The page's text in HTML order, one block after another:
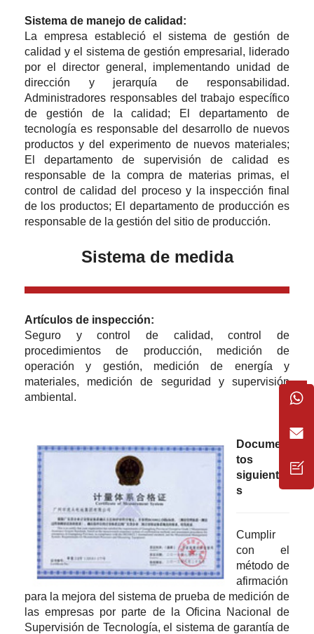
Sistema de manejo de calidad:
La empresa estableció el sistema de gestión de
calidad y el sistema de gestión empresarial, liderado
por el director general, implementando unidad de
dirección y jerarquía de responsabilidad.
Administradores responsables del trabajo específico
de gestión de la calidad; El departamento de
tecnología es responsable del desarrollo de nuevos
productos y del experimento de nuevos materiales;
El departamento de supervisión de calidad es
responsable de la compra de materias primas, el
control de calidad del proceso y la inspección final
de los productos; El departamento de producción es
responsable de la gestión del sitio de producción.
Sistema de medida
Artículos de inspección:
Seguro y control de calidad, control de
procedimientos de producción, medición de
operación y gestión, medición de energía y
materiales, medición de seguridad y supervisión
ambiental.
Documen
tos
siguiente
s
Cumplir
con el
método de
afirmación
para la mejora del sistema de prueba de medición de
las empresas por parte de la Oficina Nacional de
Supervisión de Tecnología, el sistema de garantía de